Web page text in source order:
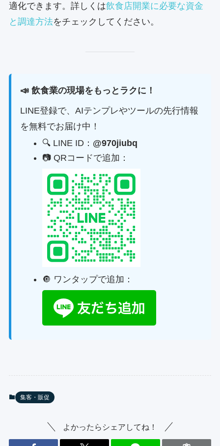
適化できます。詳しくは飲食店開業に必要な資金
と調達方法をチェックしてください。
📣 飲食業の現場をもっとラクに！
LINE登録で、AIテンプレやツールの先行情報
を無料でお届け中！
🔍 LINE ID： @970jiubq
📷 QRコードで追加：
🔘 ワンタップで追加：
集客・販促
よかったらシェアしてね！